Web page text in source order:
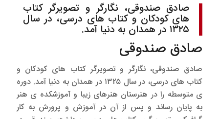
صادق صندوقی، نگارگر و تصویرگر کتاب
های کودکان و کتاب های درسی، در سال
۱۳۲۵ در همدان به دنیا آمد.
صادق صندوقی
صادق صندوقی، نگارگر و تصویرگر کتاب های کودکان و
کتاب های درسی، در سال ۱۳۲۵ در همدان به دنیا آمد. دوره
ی متوسطه را در هنرستان هنرهای زیبا و آموزشکده ی هنر
به پایان رساند و پس از آن در آموزش و پرورش به کار